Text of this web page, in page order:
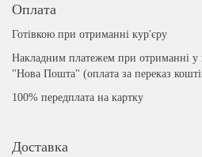
Оплата
Готівкою при отриманні кур'єру
Накладним платежем при отриманні у
"Нова Пошта" (оплата за переказ
100% передплата на картку
Доставка